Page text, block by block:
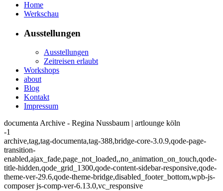
Home
Werkschau
Ausstellungen
Ausstellungen
Zeitreisen erlaubt
Workshops
about
Blog
Kontakt
Impressum
documenta Archive - Regina Nussbaum | artlounge köln
-1
archive,tag,tag-documenta,tag-388,bridge-core-3.0.9,qode-page-
transition-
enabled,ajax_fade,page_not_loaded,,no_animation_on_touch,qode-
title-hidden,qode_grid_1300,qode-content-sidebar-responsive,qode-
theme-ver-29.6,qode-theme-bridge,disabled_footer_bottom,wpb-js-
composer js-comp-ver-6.13.0,vc_responsive